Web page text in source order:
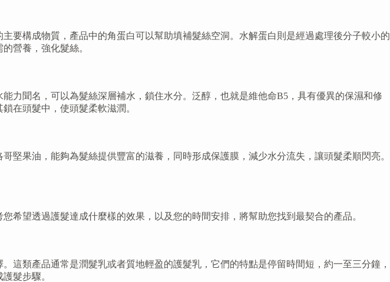
要構成物質，產品中的角蛋白可以幫助填補髮絲空洞。水解蛋白則是經過處理後分子較小的
營養，強化髮絲。
力聞名，可以為髮絲深層補水，鎖住水分。泛醇，也就是維他命B5，具有優異的保濕和修
在頭髮中，使頭髮柔軟滋潤。
果油，能夠為髮絲提供豐富的滋養，同時形成保護膜，減少水分流失，讓頭髮柔順閃亮。
希望透過護髮達成什麼樣的效果，以及您的時間安排，將幫助您找到最契合的產品。
這類產品通常是潤髮乳或者質地輕盈的護髮乳，它們的特點是停留時間短，約一至三分鐘，
髮步驟。